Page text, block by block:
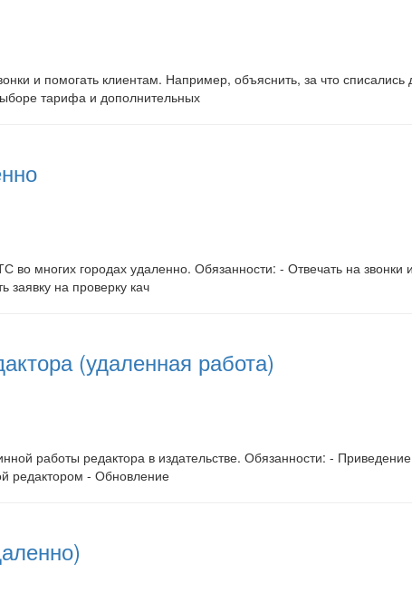
и помогать клиентам. Например, объяснить, за что списались
тарифа и дополнительных
во многих городах удаленно. Обязанности: - Отвечать на звонки
заявку на проверку кач
(удаленная работа)
работы редактора в издательстве. Обязанности: -
редактором - Обновление